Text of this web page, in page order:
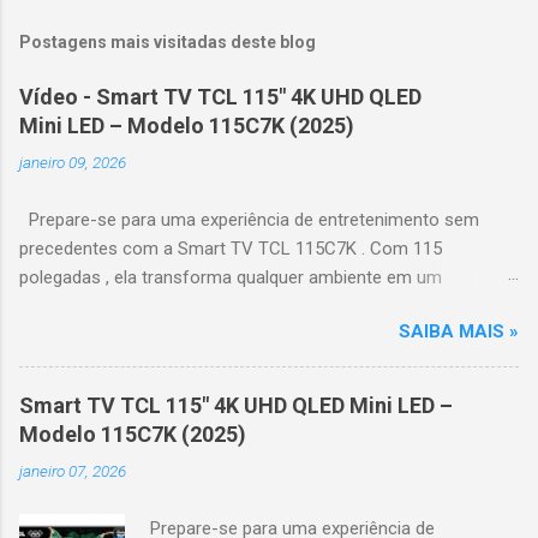
Postagens mais visitadas deste blog
Vídeo - Smart TV TCL 115" 4K UHD QLED
Mini LED – Modelo 115C7K (2025)
janeiro 09, 2026
Prepare-se para uma experiência de entretenimento sem
precedentes com a Smart TV TCL 115C7K . Com 115
polegadas , ela transforma qualquer ambiente em um
e realistas. 🌟 Destaques do produto Tela QLED Mini LED 115” :
controle de iluminação preciso, brilho intenso e cores
vibrantes. Resolução 4K UHD : detalhes impressionantes e
contraste profundo em cada cena. Processador AiPQ :
desempenho otimizado para imagens e movimentos fluidos.
Taxa de atualização nativa de 144Hz (até 240Hz com DLG) :
SAIBA MAIS »
Smart TV TCL 115" 4K UHD QLED Mini LED –
Modelo 115C7K (2025)
janeiro 07, 2026
Prepare-se para uma experiência de